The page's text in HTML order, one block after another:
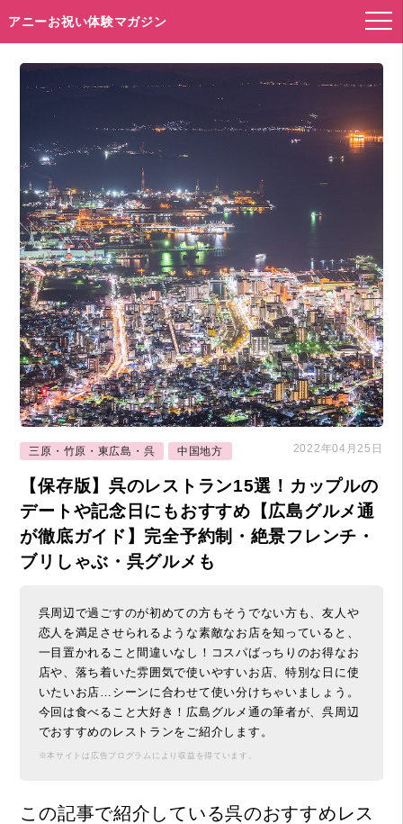
アニーお祝い体験マガジン
三原・竹原・東広島・呉 中国地方 2022年04月25日
【保存版】呉のレストラン15選！カップルの
デートや記念日にもおすすめ【広島グルメ通
が徹底ガイド】完全予約制・絶景フレンチ・
ブリしゃぶ・呉グルメも
呉周辺で過ごすのが初めての方もそうでない方も、友人や
恋人を満足させられるような素敵なお店を知っていると、
一目置かれること間違いなし！コスパばっちりのお得なお
店や、落ち着いた雰囲気で使いやすいお店、特別な日に使
いたいお店…シーンに合わせて使い分けちゃいましょう。
今回は食べること大好き！広島グルメ通の筆者が、呉周辺
でおすすめのレストランをご紹介します。
※本サイトは広告プログラムにより収益を得ています。
この記事で紹介している呉のおすすめレス